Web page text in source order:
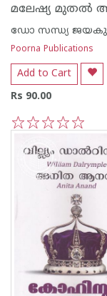
ഡോ സന്ധ്യ
Poorna Publications
Add to Cart
Rs 90.00